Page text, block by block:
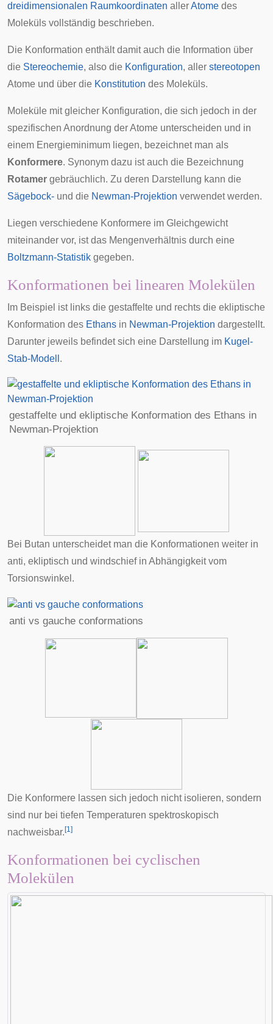
dreidimensionalen Raumkoordinaten allerAtome des
Moleküls vollständig beschrieben.
Die Konformation enthält damit auch die Information über
die Stereochemie, also die Konfiguration, aller stereotopen
Atome und über die Konstitution des Moleküls.
Moleküle mit gleicher Konfiguration, die sich jedoch in der
spezifischen Anordnung der Atome unterscheiden und in
einem Energieminimum liegen, bezeichnet man als
Konformere. Synonym dazu ist auch die Bezeichnung
Rotamer gebräuchlich. Zu deren Darstellung kann die
Sägebock- und die Newman-Projektion verwendet werden.
Liegen verschiedene Konformere im Gleichgewicht
miteinander vor, ist das Mengenverhältnis durch eine
Boltzmann-Statistik gegeben.
Konformationen bei linearen Molekülen
Im Beispiel ist links die gestaffelte und rechts die ekliptische
Konformation des Ethans in Newman-Projektion dargestellt.
Darunter jeweils befindet sich eine Darstellung im Kugel-
Stab-Modell .
gestaffelte und ekliptische Konformation des Ethans in
Newman-Projektion
Bei Butan unterscheidet man die Konformationen weiter in
anti, ekliptisch und windschief in Abhängigkeit vom
Torsionswinkel .
anti vs gauche conformations
Die Konformere lassen sich jedoch nicht isolieren, sondern
sind nur bei tiefen Temperaturen spektroskopisch
nachweisbar.[1 ]
Konformationen bei cyclischen
Molekülen